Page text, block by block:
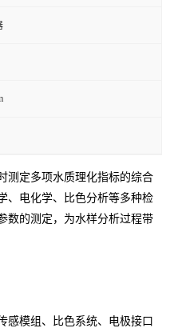
测定多项水质理化指标的综合
、电化学、比色分析等多种检
数的测定，为水样分析过程带
感模组、比色系统、电极接口